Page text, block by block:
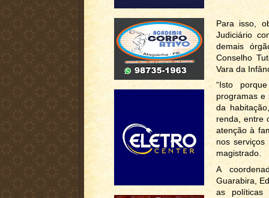
Para isso,
Judiciário
demais
Conselho
Vara da
“Isto
programas e
da
renda, entre
atenção à
nos serviços
magistrado.
A
Guarabira,
as políticas